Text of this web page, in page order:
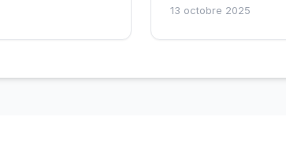
13 octobre 2025